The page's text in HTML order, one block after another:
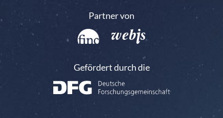
Partner von
Gefördert durch die